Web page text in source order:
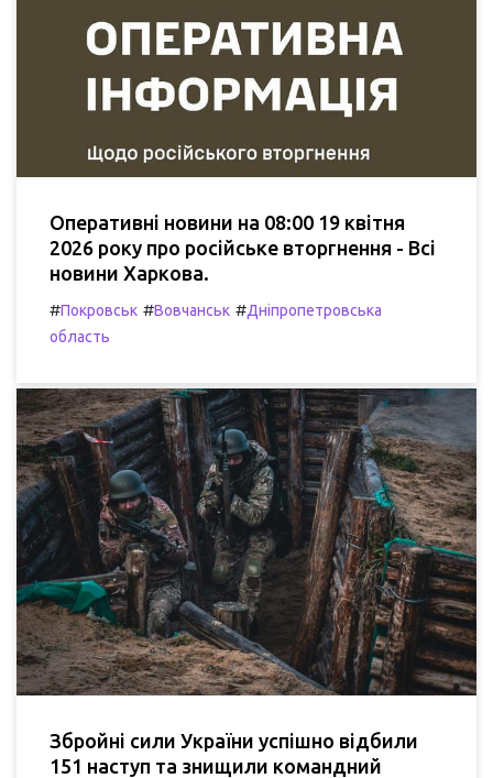
Оперативні новини на 08:00 19 квітня
2026 року про російське вторгнення - Всі
новини Харкова.
#Покровськ #Вовчанськ #Дніпропетровська
область
Збройні сили України успішно відбили
151 наступ та знищили командний